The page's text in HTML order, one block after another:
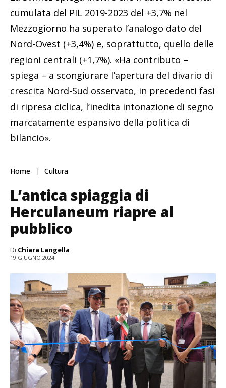
cumulata del PIL 2019-2023 del +3,7% nel
Mezzogiorno ha superato l’analogo dato del
Nord-Ovest (+3,4%) e, soprattutto, quello delle
regioni centrali (+1,7%). «Ha contributo –
spiega – a scongiurare l’apertura del divario di
crescita Nord-Sud osservato, in precedenti fasi
di ripresa ciclica, l’inedita intonazione di segno
marcatamente espansivo della politica di
bilancio».
Home Cultura
L’antica spiaggia di
Herculaneum riapre al
pubblico
Di Chiara Langella
19 GIUGNO 2024